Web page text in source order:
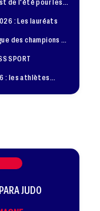
: Les lauréats
SPORT
JUDO